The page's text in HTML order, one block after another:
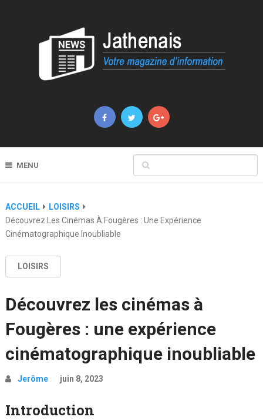
MENU
ACCUEIL
LOISIRS
Découvrez Les Cinémas À Fougères : Une Expérience
Cinématographique Inoubliable
LOISIRS
Découvrez les cinémas à
Fougères : une expérience
cinématographique inoubliable
Jerôme juin 8, 2023
Introduction